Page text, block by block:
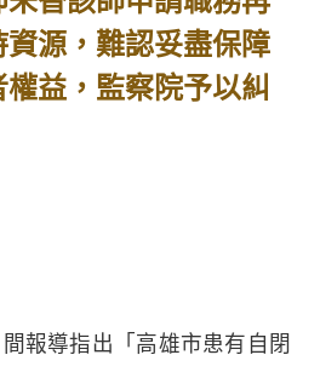
資源，難認妥盡保障
益，監察院予以糾
報導指出「高雄市患有自閉